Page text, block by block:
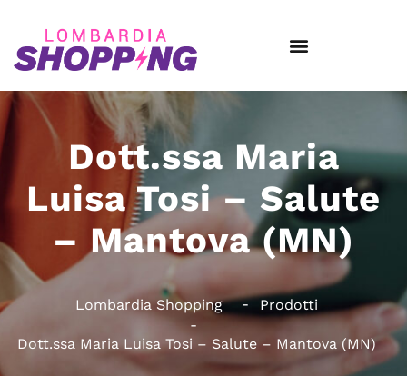
Dott.ssa Maria
Luisa Tosi – Salute
– Mantova (MN)
Lombardia Shopping Prodotti
Dott.ssa Maria Luisa Tosi – Salute – Mantova (MN)